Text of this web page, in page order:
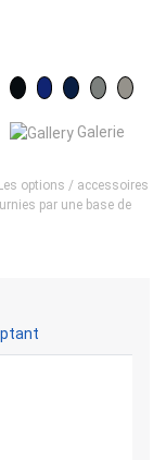
Galerie
options / accessoires
par une base de